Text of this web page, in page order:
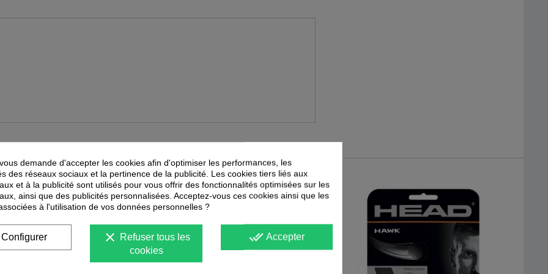
ÉGALEMENT VOUS INTÉRESSER
demande d'accepter les cookies afin d'optimiser les performances, les
des réseaux sociaux et la pertinence de la publicité. Les cookies tiers liés aux
et à la publicité sont utilisés pour vous offrir des fonctionnalités optimisées sur les
ainsi que des publicités personnalisées. Acceptez-vous ces cookies ainsi que les
à l'utilisation de vos données personnelles ?
done_all Accepter
clear Refuser tous les
cookies
Configurer